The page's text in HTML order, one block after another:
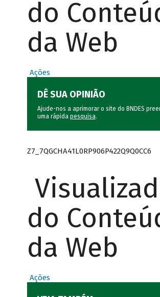
do
da Web
Ações
DÊ SUA OPINIÃO
Ajude-nos a aprimorar o site do BNDES
uma rápida pesquisa.
Z7_7QGCHA41L0RP906P422Q9Q0CC6
do
da Web
Ações